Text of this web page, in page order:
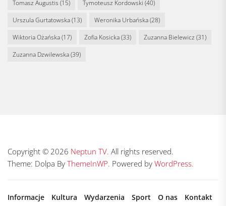
Tomasz Augustis (15) Tymoteusz Kordowski (40)
Urszula Gurtatowska(13) Weronika Urbańska(28)
Wiktoria Ożańska(17) Zofia Kosicka(33) Zuzanna Bielewicz (31)
Zuzanna Dzwilewska(39)
Copyright © 2026 Neptun TV. All rights reserved.
Theme: Dolpa By ThemeInWP. Powered by WordPress.
Informacje Kultura Wydarzenia Sport O nas Kontakt